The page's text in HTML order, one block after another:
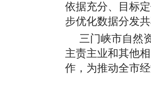
依据充分、目标
步优化数据分发
三门峡市自然
主责主业和其他
作，为推动全市